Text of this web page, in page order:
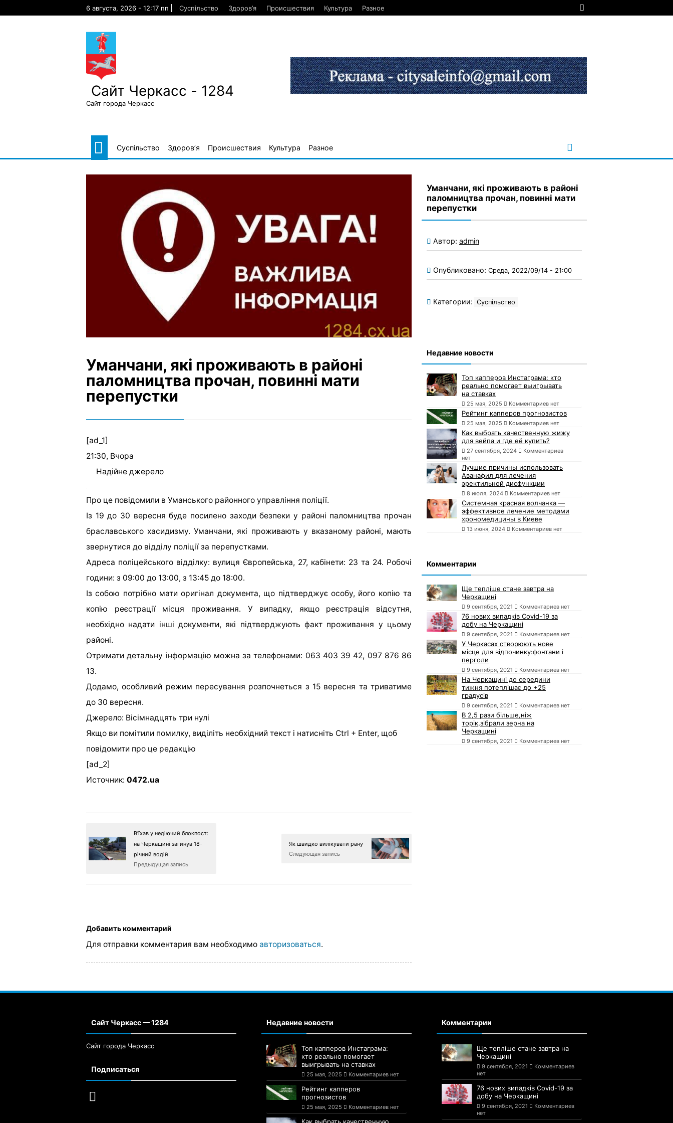
6 августа, 2026 - 12:17 пп Суспільство Здоров’я Происшествия Культура Разное
Сайт Черкасс - 1284
Сайт города Черкасс
Суспільство Здоров’я Происшествия Культура Разное
Уманчани, які проживають в районі
паломництва прочан, повинні мати
перепустки
[ad_1]
21:30, Вчора
Надійне джерело
Про це повідомили в Уманського районного управління поліції.
Із 19 до 30 вересня буде посилено заходи безпеки у районі паломництва прочан
браславського хасидизму. Уманчани, які проживають у вказаному районі, мають
звернутися до відділу поліції за перепустками.
Адреса поліцейського відділку: вулиця Європейська, 27, кабінети: 23 та 24. Робочі
години: з 09:00 до 13:00, з 13:45 до 18:00.
Із собою потрібно мати оригінал документа, що підтверджує особу, його копію та
копію реєстрації місця проживання. У випадку, якщо реєстрація відсутня,
необхідно надати інші документи, які підтверджують факт проживання у цьому
районі.
Отримати детальну інформацію можна за телефонами: 063 403 39 42, 097 876 86
13.
Додамо, особливий режим пересування розпочнеться з 15 вересня та триватиме
до 30 вересня.
Джерело: Вісімнадцять три нулі
Якщо ви помітили помилку, виділіть необхідний текст і натисніть Ctrl + Enter, щоб
повідомити про це редакцію
[ad_2]
Источник: 0472.ua
В’їхав у недіючий блокпост:
на Черкащині загинув 18-
річний водій
Предыдущая запись
Як швидко вилікувати рану
Следующая запись
Добавить комментарий
Для отправки комментария вам необходимо авторизоваться.
Уманчани, які проживають в районі
паломництва прочан, повинні мати
перепустки
Автор: admin
Опубликовано: Среда, 2022/09/14 - 21:00
Категории: Суспільство
Недавние новости
Топ капперов Инстаграма: кто
реально помогает выигрывать
на ставках
25 мая, 2025 Комментариев нет
Рейтинг капперов прогнозистов
25 мая, 2025 Комментариев нет
Как выбрать качественную жижу
для вейпа и где её купить?
27 сентября, 2024
Комментариев
нет
Лучшие причины использовать
Аванафил для лечения
эректильной дисфункции
8 июля, 2024 Комментариев нет
Системная красная волчанка —
эффективное лечение методами
хрономедицины в Киеве
13 июня, 2024 Комментариев нет
Комментарии
Ще тепліше стане завтра на
Черкащині
9 сентября, 2021 Комментариев нет
76 нових випадків Covid-19 за
добу на Черкащині
9 сентября, 2021 Комментариев нет
У Черкасах створюють нове
місце для відпочинку:фонтани і
перголи
9 сентября, 2021 Комментариев нет
На Черкащині до середини
тижня потеплішає до +25
градусів
9 сентября, 2021 Комментариев нет
В 2,5 рази більше,ніж
торік,зібрали зерна на
Черкащині
9 сентября, 2021 Комментариев нет
Сайт Черкасс — 1284
Сайт города Черкасс
Подписаться
Недавние новости
Топ капперов Инстаграма:
кто реально помогает
выигрывать на ставках
25 мая, 2025 Комментариев нет
Рейтинг капперов
прогнозистов
25 мая, 2025 Комментариев нет
Комментарии
Ще тепліше стане завтра на
Черкащині
9 сентября, 2021
Комментариев
нет
76 нових випадків Covid-19 за
добу на Черкащині
9 сентября, 2021
Комментариев
нет